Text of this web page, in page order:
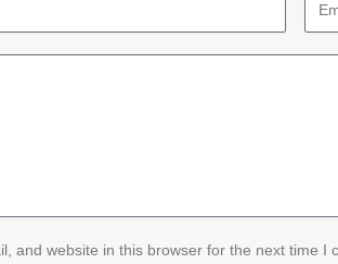
and website in this browser for the next time I